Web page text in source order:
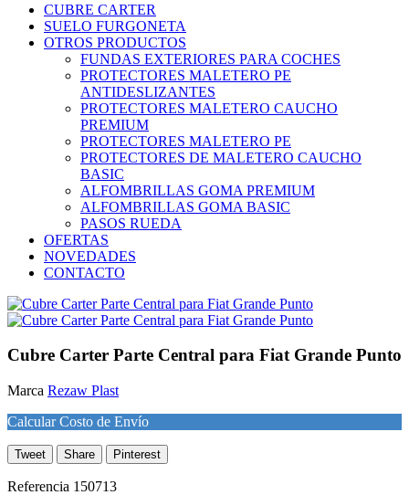
CUBRE CARTER
SUELO FURGONETA
OTROS PRODUCTOS
FUNDAS EXTERIORES PARA COCHES
PROTECTORES MALETERO PE
ANTIDESLIZANTES
PROTECTORES MALETERO CAUCHO
PREMIUM
PROTECTORES MALETERO PE
PROTECTORES DE MALETERO CAUCHO
BASIC
ALFOMBRILLAS GOMA PREMIUM
ALFOMBRILLAS GOMA BASIC
PASOS RUEDA
OFERTAS
NOVEDADES
CONTACTO
Cubre Carter Parte Central para Fiat Grande Punto
Marca Rezaw Plast
Calcular Costo de Envío
Tweet Share Pinterest
Referencia 150713